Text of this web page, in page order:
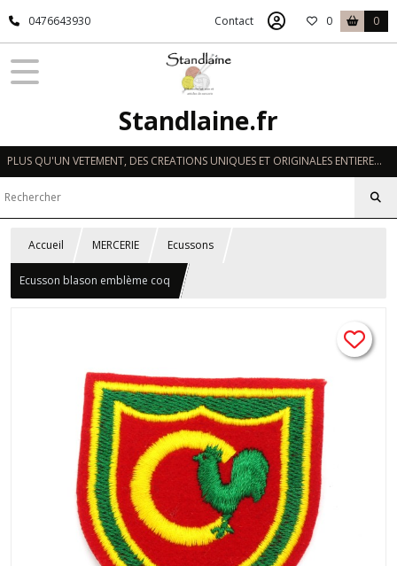
0476643930 Contact 0 0
Standlaine.fr
PLUS QU'UN VETEMENT, DES CREATIONS UNIQUES ET ORIGINALES ENTIEREMENT REALISEES A LA MAIN EN FRANCE
Accueil MERCERIE Ecussons
Ecusson blason emblème coq